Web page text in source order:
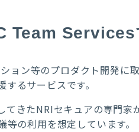
Team Services
ン等のプロダクト開発に
るサービスです。
きたNRIセキュアの専門
の利用を想定しています。